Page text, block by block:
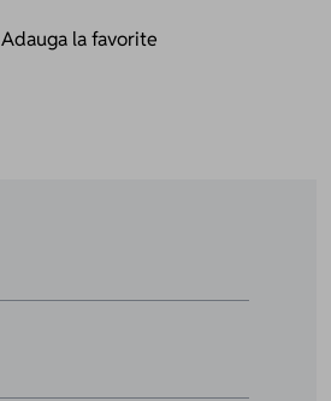
Adauga la favorite